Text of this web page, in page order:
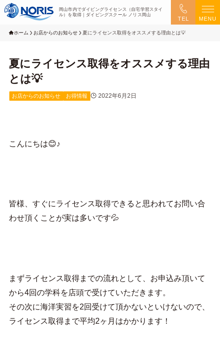
岡山市内でダイビングライセンス（自宅学習スタイ
ル）を取得｜ダイビングスクール ノリス岡山
TEL MENU
ホーム お店からのお知らせ 夏にライセンス取得をオススメする理由とは💡
夏にライセンス取得をオススメする理由
とは💡
お店からのお知らせ お得情報 2022年6月2日
こんにちは😊♪
皆様、すぐにライセンス取得できると思われてお問い合
わせ頂くことが実は多いです💦
まずライセンス取得までの流れとして、お申込み頂いて
から4回の学科を店頭で受けていただきます。
その次に海洋実習を2回受けて頂かないといけないので、
ライセンス取得まで平均2ヶ月はかかります！